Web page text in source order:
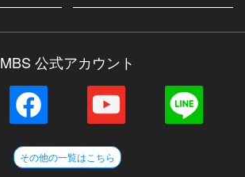
MBS 公式アカウント
その他の一覧はこちら